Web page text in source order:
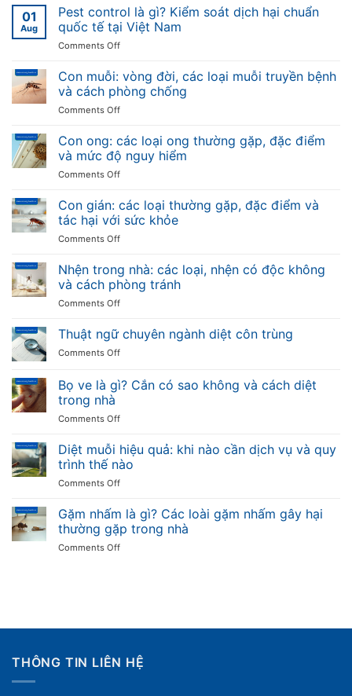
soát
côn
trùng
định
cho
nhà
máy,
và
kho
hàng
01
Aug
Pest control là gì? Kiểm soát dịch hại chuẩn
quốc tế tại Việt Nam
Comments Offon
control
là
gì?
Kiểm
dịch
hại
chuẩn
tại
Việt
Con muỗi: vòng đời, các loại muỗi truyền bệnh
và cách phòng chống
Comments Offon
muỗi:
vòng
đời,
các
muỗi
truyền
bệnh
phòng
chống
Con ong: các loại ong thường gặp, đặc điểm
và mức độ nguy hiểm
Comments Offon
ong:
các
loại
ong
gặp,
đặc
điểm
độ
nguy
Con gián: các loại thường gặp, đặc điểm và
tác hại với sức khỏe
Comments Offon
gián:
các
loại
thường
đặc
hại
Nhện trong nhà: các loại, nhện có độc không
và cách phòng tránh
Comments Offon
trong
nhà:
các
nhện
cách
phòng
Thuật ngữ chuyên ngành diệt côn trùng
Comments Offon
ngữ
chuyên
diệt
trùng
Bọ ve là gì? Cắn có sao không và cách diệt
trong nhà
Comments Offon
ve
là
gì?
Cắn
sao
không
và
Diệt muỗi hiệu quả: khi nào cần dịch vụ và quy
trình thế nào
Comments Offon
muỗi
hiệu
quả:
khi
quy
thế
nào
Gặm nhấm là gì? Các loài gặm nhấm gây hại
thường gặp trong nhà
Comments Offon
loài
nhấm
gây
THÔNG TIN LIÊN HỆ